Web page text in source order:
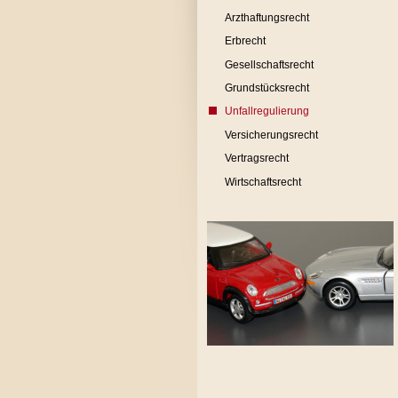
Arzthaftungsrecht
Erbrecht
Gesellschaftsrecht
Grundstücksrecht
Unfallregulierung
Versicherungsrecht
Vertragsrecht
Wirtschaftsrecht